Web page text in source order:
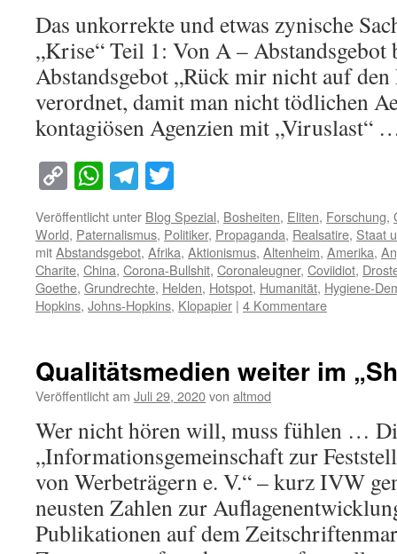
Das unkorrekte und etwas zynische
„Krise“ Teil 1: Von A –
Abstandsgebot „Rück mir nicht auf den
verordnet, damit man nicht tödlichen
kontagiösen Agenzien mit „Viruslast“
Copy
Link
WhatsApp
Telegram
Veröffentlicht unter Blog Spezial, Bosheiten, Eliten, Forschung,
World, Paternalismus, Politiker, Propaganda, Realsatire, Staat
mitAbstandsgebot, Afrika, Aktionismus, Altenheim, Amerika,
Charite, China, Corona-Bullshit, Coronaleugner, Coviidiot,
Goethe, Grundrechte, Helden, Hotspot, Humanität, Hygiene-
Hopkins, Johns-Hopkins, Klopapier | 4 Kommentare
Qualitätsmedien weiter im
Veröffentlicht am Juli 29, 2020von altmod
Wer nicht hören will, muss fühlen …
„Informationsgemeinschaft zur
von Werbeträgern e. V.“ – kurz IVW
neusten Zahlen zur
Publikationen auf dem